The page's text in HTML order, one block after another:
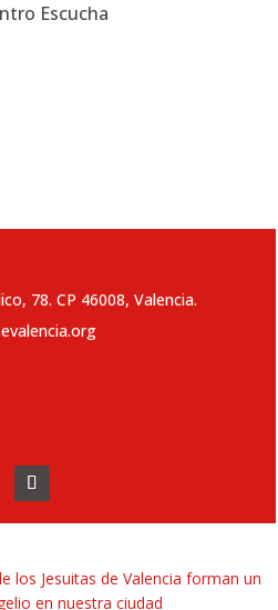
Escucha
78. CP 46008, Valencia.
los Jesuitas de Valencia forman un
en nuestra ciudad